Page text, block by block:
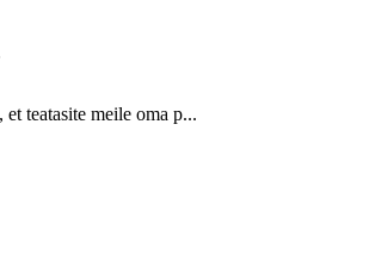
teatasite meile oma p...